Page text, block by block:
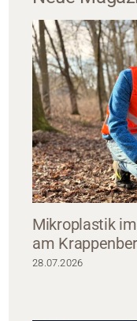
Mikroplastik
am
28.07.2026